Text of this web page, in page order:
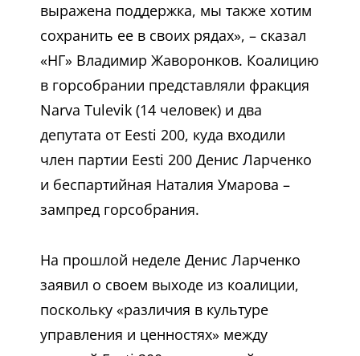
выражена поддержка, мы также хотим
сохранить ее в своих рядах», – сказал
«НГ» Владимир Жаворонков. Коалицию
в горсобрании представляли фракция
Narva Tulevik (14 человек) и два
депутата от Eesti 200, куда входили
член партии Eesti 200 Денис Ларченко
и беспартийная Наталия Умарова –
зампред горсобрания.
На прошлой неделе Денис Ларченко
заявил о своем выходе из коалиции,
поскольку «различия в культуре
управления и ценностях» между